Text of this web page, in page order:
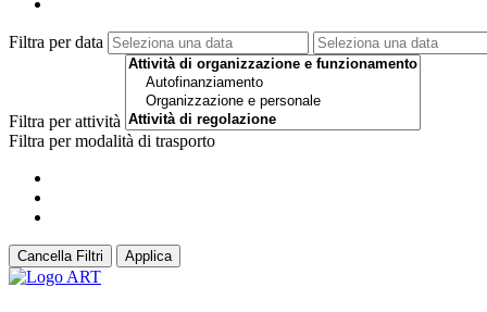
Filtra per data
Filtra per attività
Filtra per modalità di trasporto
Cancella Filtri Applica